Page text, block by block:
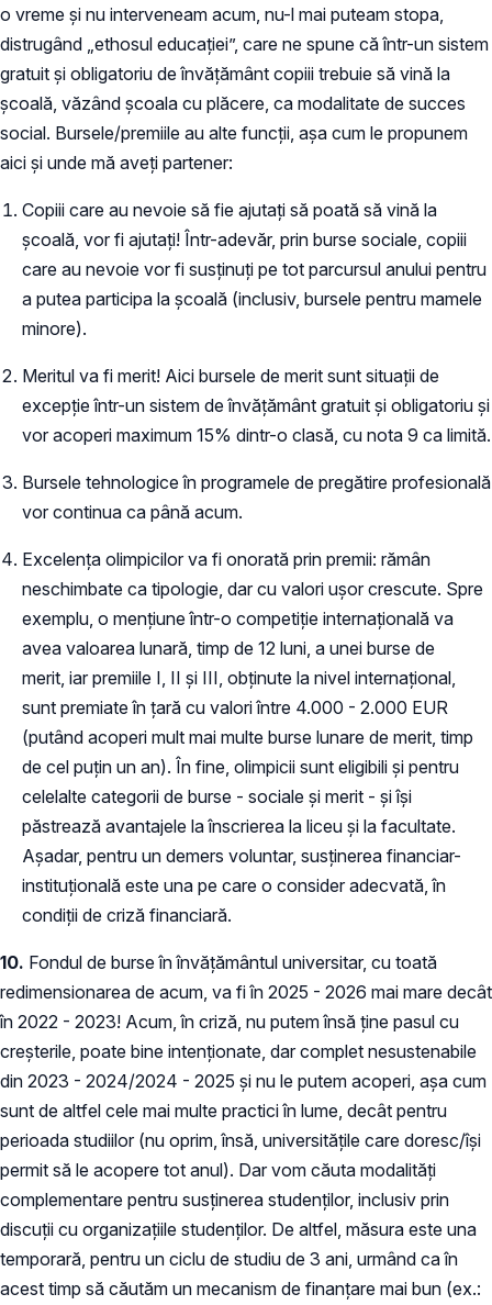
o vreme și nu interveneam acum, nu-l mai puteam stopa,
distrugând „ethosul educației”, care ne spune că într-un sistem
gratuit și obligatoriu de învățământ copiii trebuie să vină la
școală, văzând școala cu plăcere, ca modalitate de succes
social. Bursele/premiile au alte funcții, așa cum le propunem
aici și unde mă aveți partener:
Copiii care au nevoie să fie ajutați să poată să vină la
școală, vor fi ajutați! Într-adevăr, prin burse sociale, copiii
care au nevoie vor fi susținuți pe tot parcursul anului pentru
a putea participa la școală (inclusiv, bursele pentru mamele
minore).
Meritul va fi merit! Aici bursele de merit sunt situații de
excepție într-un sistem de învățământ gratuit și obligatoriu și
vor acoperi maximum 15% dintr-o clasă, cu nota 9 ca limită.
Bursele tehnologice în programele de pregătire profesională
vor continua ca până acum.
Excelența olimpicilor va fi onorată prin premii: rămân
neschimbate ca tipologie, dar cu valori ușor crescute. Spre
exemplu, o mențiune într-o competiție internațională va
avea valoarea lunară, timp de 12 luni, a unei burse de
merit, iar premiile I, II și III, obținute la nivel internațional,
sunt premiate în țară cu valori între 4.000 - 2.000 EUR
(putând acoperi mult mai multe burse lunare de merit, timp
de cel puțin un an). În fine, olimpicii sunt eligibili și pentru
celelalte categorii de burse - sociale și merit - și își
păstrează avantajele la înscrierea la liceu și la facultate.
Așadar, pentru un demers voluntar, susținerea financiar-
instituțională este una pe care o consider adecvată, în
condiții de criză financiară.
10. Fondul de burse în învățământul universitar, cu toată
redimensionarea de acum, va fi în 2025 - 2026 mai mare decât
în 2022 - 2023! Acum, în criză, nu putem însă ține pasul cu
creșterile, poate bine intenționate, dar complet nesustenabile
din 2023 - 2024/2024 - 2025 și nu le putem acoperi, așa cum
sunt de altfel cele mai multe practici în lume, decât pentru
perioada studiilor (nu oprim, însă, universitățile care doresc/își
permit să le acopere tot anul). Dar vom căuta modalități
complementare pentru susținerea studenților, inclusiv prin
discuții cu organizațiile studenților. De altfel, măsura este una
temporară, pentru un ciclu de studiu de 3 ani, urmând ca în
acest timp să căutăm un mecanism de finanțare mai bun (ex.: